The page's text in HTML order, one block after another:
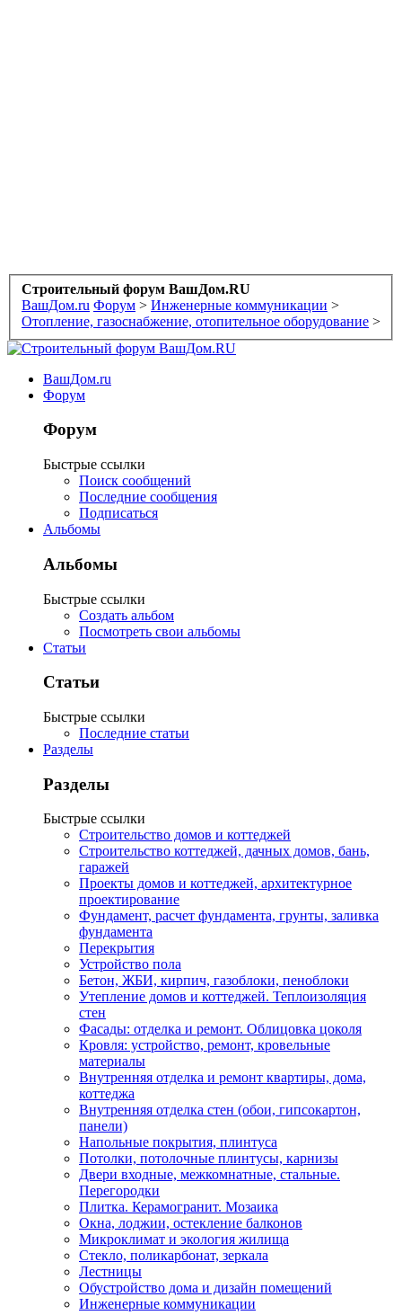
Строительный форум ВашДом.RU
ВашДом.ru Форум > Инженерные коммуникации >
Отопление, газоснабжение, отопительное оборудование >
ВашДом.ru
Форум
Форум
Быстрые ссылки
Поиск сообщений
Последние сообщения
Подписаться
Альбомы
Альбомы
Быстрые ссылки
Создать альбом
Посмотреть свои альбомы
Статьи
Статьи
Быстрые ссылки
Последние статьи
Разделы
Разделы
Быстрые ссылки
Строительство домов и коттеджей
Строительство коттеджей, дачных домов, бань,
гаражей
Проекты домов и коттеджей, архитектурное
проектирование
Фундамент, расчет фундамента, грунты, заливка
фундамента
Перекрытия
Устройство пола
Бетон, ЖБИ, кирпич, газоблоки, пеноблоки
Утепление домов и коттеджей. Теплоизоляция
стен
Фасады: отделка и ремонт. Облицовка цоколя
Кровля: устройство, ремонт, кровельные
материалы
Внутренняя отделка и ремонт квартиры, дома,
коттеджа
Внутренняя отделка стен (обои, гипсокартон,
панели)
Напольные покрытия, плинтуса
Потолки, потолочные плинтусы, карнизы
Двери входные, межкомнатные, стальные.
Перегородки
Плитка. Керамогранит. Мозаика
Окна, лоджии, остекление балконов
Микроклимат и экология жилища
Стекло, поликарбонат, зеркала
Лестницы
Обустройство дома и дизайн помещений
Инженерные коммуникации